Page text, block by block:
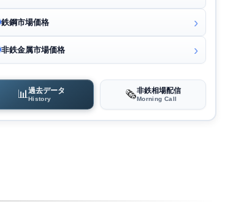
鉄鋼市場価格
非鉄金属市場価格
📊 過去データ
History 🗞️非鉄相場配信
Morning Call